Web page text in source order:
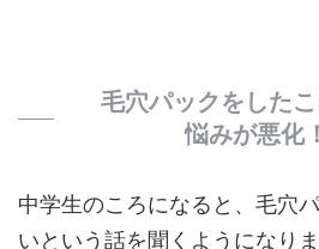
毛穴パックをした
悩みが悪化
中学生のころになると、毛穴
いという話を聞くようになりま